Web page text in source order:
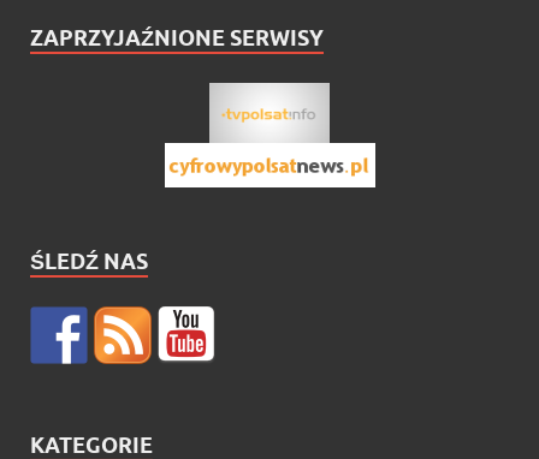
ZAPRZYJAŹNIONE SERWISY
ŚLEDŹ NAS
KATEGORIE